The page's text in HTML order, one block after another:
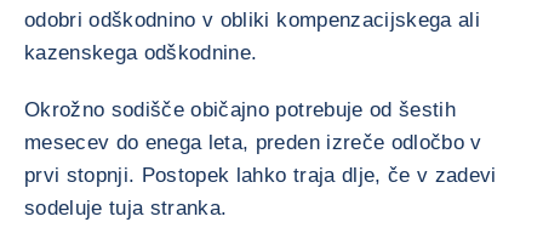
odobri odškodnino v obliki kompenzacijskega ali
kazenskega odškodnine.
Okrožno sodišče običajno potrebuje od šestih
mesecev do enega leta, preden izreče odločbo v
prvi stopnji. Postopek lahko traja dlje, če v zadevi
sodeluje tuja stranka.